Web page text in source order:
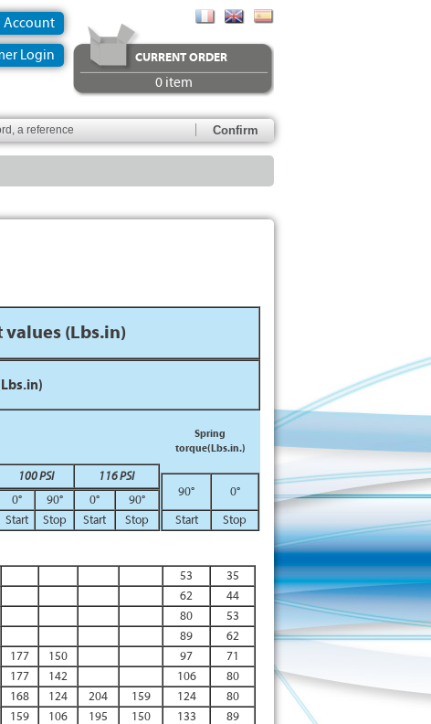
Account
Login CURRENT ORDER
0 item
(Lbs.in)
100 PSI
116 PSI
0° 90° 0°
90°
Start Stop Start Stop
Spring
torque(Lbs.in.)
90° 0°
Start Stop
53
35
62
44
80
53
89
62
177 150 97
71
177 142 106
80
168 124 204 159 124
80
159 106 195 150 133 89